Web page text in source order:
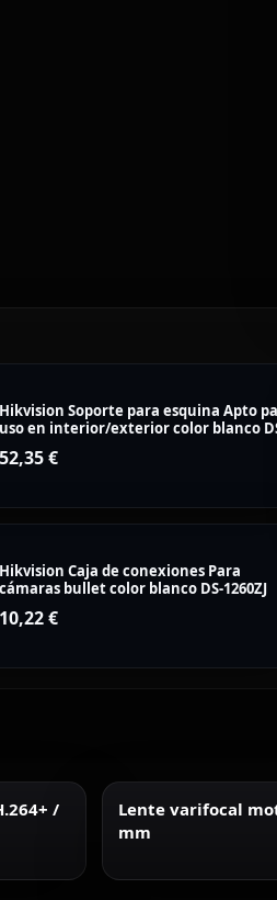
Hikvision Soporte para esquina Apto
uso en interior/exterior color blanco
52,35€
Hikvision Caja de conexiones Para
cámaras bullet color blanco DS-1260ZJ
10,22€
/
Lente varifocal
mm